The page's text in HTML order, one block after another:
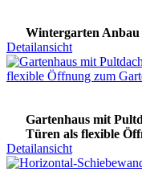
Wintergarten Anbau
Detailansicht
Gartenhaus mit
Türen als flexible
Detailansicht